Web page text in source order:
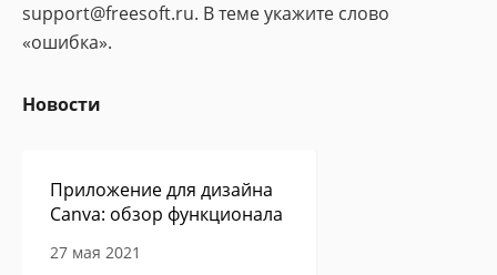
support@freesoft.ru. В теме укажите слово
«ошибка».
Новости
Приложение для дизайна
Canva: обзор функционала
27 мая 2021